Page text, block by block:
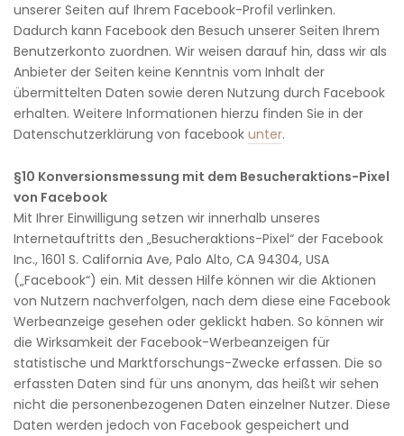
unserer Seiten auf Ihrem Facebook-Profil verlinken.
Dadurch kann Facebook den Besuch unserer Seiten Ihrem
Benutzerkonto zuordnen. Wir weisen darauf hin, dass wir als
Anbieter der Seiten keine Kenntnis vom Inhalt der
übermittelten Daten sowie deren Nutzung durch Facebook
erhalten. Weitere Informationen hierzu finden Sie in der
Datenschutzerklärung von facebook unter.
§10 Konversionsmessung mit dem Besucheraktions-Pixel
von Facebook
Mit Ihrer Einwilligung setzen wir innerhalb unseres
Internetauftritts den „Besucheraktions-Pixel“ der Facebook
Inc., 1601 S. California Ave, Palo Alto, CA 94304, USA
(„Facebook“) ein. Mit dessen Hilfe können wir die Aktionen
von Nutzern nachverfolgen, nach dem diese eine Facebook
Werbeanzeige gesehen oder geklickt haben. So können wir
die Wirksamkeit der Facebook-Werbeanzeigen für
statistische und Marktforschungs-Zwecke erfassen. Die so
erfassten Daten sind für uns anonym, das heißt wir sehen
nicht die personenbezogenen Daten einzelner Nutzer. Diese
Daten werden jedoch von Facebook gespeichert und